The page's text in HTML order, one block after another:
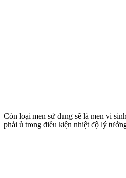
Còn loại men sử dụng sẽ là men vi
phải ủ trong điều kiện nhiệt độ lý